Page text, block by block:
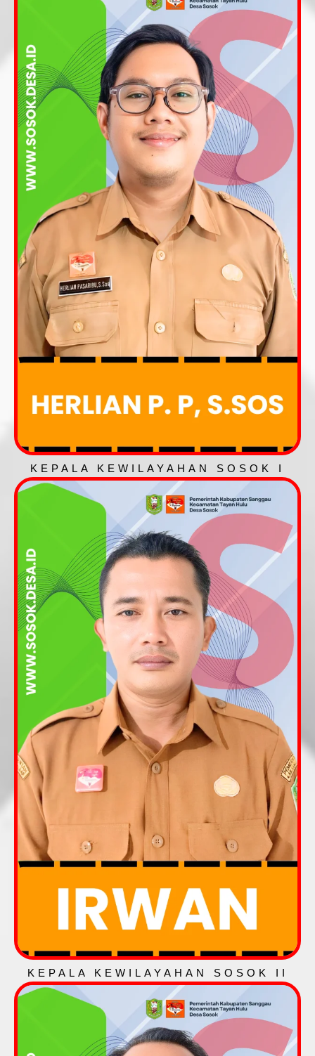
KEPALA KEWILAYAHAN SOSOK I
KEPALA KEWILAYAHAN SOSOK II